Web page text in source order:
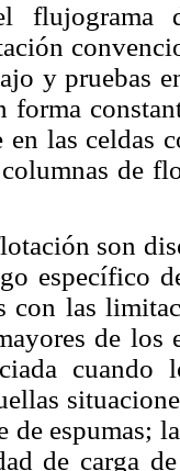
flujograma
y pruebas
forma
en las celdas
de
son
específico
con las
de los
de espumas;
de carga